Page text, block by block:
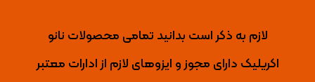
لازم به ذکر است بدانید تمامی محصولات نانو
اکریلیک دارای مجوز و ایزوهای لازم از ادارات معتبر